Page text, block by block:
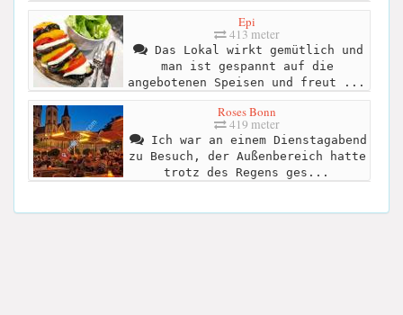
Epi
413 meter
Das Lokal wirkt gemütlich und
man ist gespannt auf die
angebotenen Speisen und freut ...
Roses Bonn
419 meter
Ich war an einem Dienstagabend
zu Besuch, der Außenbereich hatte
trotz des Regens ges...